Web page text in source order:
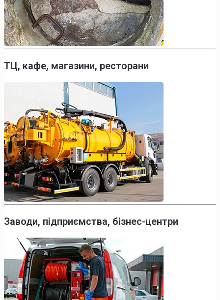
ТЦ, кафе, магазини, ресторани
Заводи, підприємства, бізнес-центри